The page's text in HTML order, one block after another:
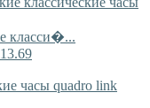
класси�...